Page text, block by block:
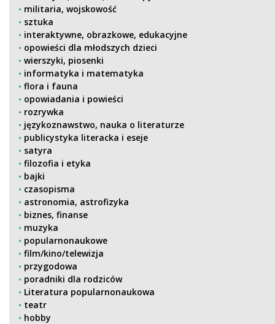
militaria, wojskowość
sztuka
interaktywne, obrazkowe, edukacyjne
opowieści dla młodszych dzieci
wierszyki, piosenki
informatyka i matematyka
flora i fauna
opowiadania i powieści
rozrywka
językoznawstwo, nauka o literaturze
publicystyka literacka i eseje
satyra
filozofia i etyka
bajki
czasopisma
astronomia, astrofizyka
biznes, finanse
muzyka
popularnonaukowe
film/kino/telewizja
przygodowa
poradniki dla rodziców
Literatura popularnonaukowa
teatr
hobby